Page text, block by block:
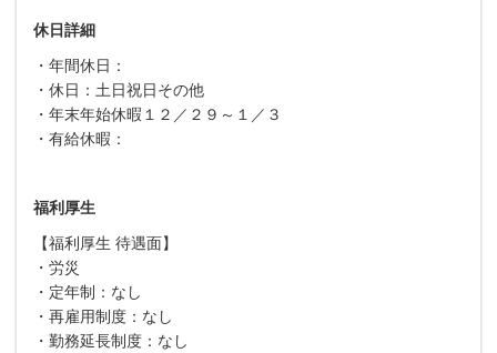
休日詳細
・年間休日：
・休日：土日祝日その他
・年末年始休暇１２／２９～１／３
・有給休暇：
福利厚生
【福利厚生 待遇面】
・労災
・定年制：なし
・再雇用制度：なし
・勤務延長制度：なし